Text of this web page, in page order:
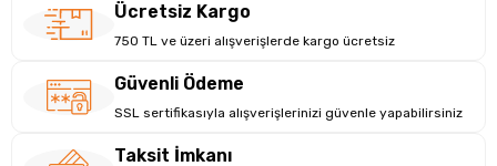
Ücretsiz Kargo
750 TL ve üzeri alışverişlerde kargo ücretsiz
Güvenli Ödeme
SSL sertifikasıyla alışverişlerinizi güvenle yapabilirsiniz
Taksit İmkanı